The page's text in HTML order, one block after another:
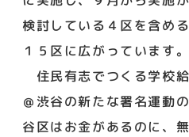
検討している４区を含め
１５区に広がっています。
住民有志でつくる学校
＠渋谷の新たな署名運動
谷区はお金があるのに、